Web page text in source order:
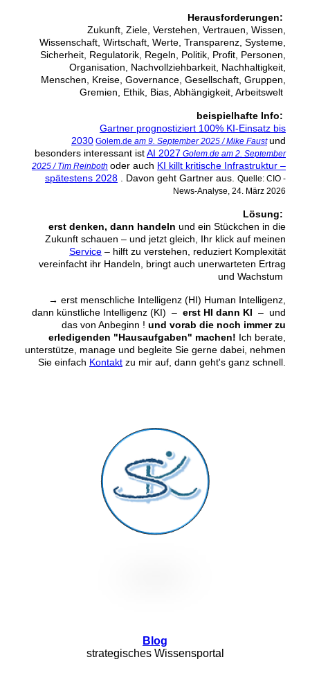
Herausforderungen:
Zukunft, Ziele, Verstehen, Vertrauen, Wissen,
Wissenschaft, Wirtschaft, Werte, Transparenz, Systeme,
Sicherheit, Regulatorik, Regeln, Politik, Profit, Personen,
Organisation, Nachvollziehbarkeit, Nachhaltigkeit,
Menschen, Kreise, Governance, Gesellschaft, Gruppen,
Gremien, Ethik, Bias, Abhängigkeit, Arbeitswelt
beispielhafte Info:
Gartner prognostiziert 100% KI-Einsatz bis
2030 Golem.de am 9. September 2025 / Mike Faust und
besonders interessant istAI 2027 Golem.de am 2. September
2025 / Tim Reinboth oder auch KI killt kritische Infrastruktur –
spätestens 2028 . Davon geht Gartner aus. Quelle: CIO -
News-Analyse, 24. März 2026
Lösung:
erst denken, dann handeln und ein Stückchen in die
Zukunft schauen ‒ und jetzt gleich, Ihr klick auf meinen
Service ‒ hilft zu verstehen, reduziert Komplexität
vereinfacht ihr Handeln, bringt auch unerwarteten Ertrag
und Wachstum
→ erst menschliche Intelligenz (HI) Human Intelligenz,
dann künstliche Intelligenz (KI) – erst HI dann KI – und
das von Anbeginn ! und vorab die noch immer zu
erledigenden "Hausaufgaben" machen! Ich berate,
unterstütze, manage und begleite Sie gerne dabei, nehmen
Sie einfach Kontakt zu mir auf, dann geht's ganz schnell.
Blog
strategisches Wissensportal